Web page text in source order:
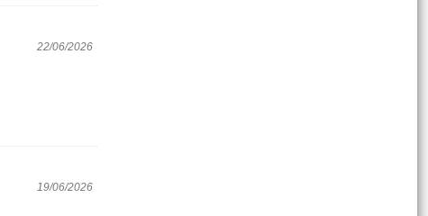
22/06/2026
19/06/2026